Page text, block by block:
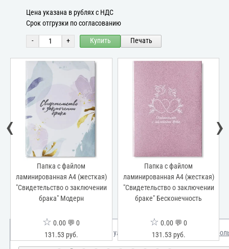
Цена указана в рублях с НДС
Срок отгрузки по согласованию
- + Купить Печать
Папка с файлом
ламинированная А4 (жесткая)
"Свидетельство о заключении
брака" Модерн
☆ 0.00 💬 0
131.53 руб.
Папка с файлом
ламинированная А4 (жесткая)
"Свидетельство о заключении
браке" Бесконечность
☆ 0.00 💬 0
131.53 руб.
‹ ›
Мы используем куки для улучшения вашего опыта. Узнать